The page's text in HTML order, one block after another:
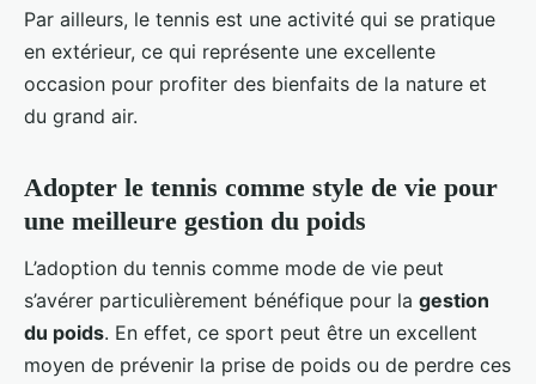
Par ailleurs, le tennis est une activité qui se pratique
en extérieur, ce qui représente une excellente
occasion pour profiter des bienfaits de la nature et
du grand air.
Adopter le tennis comme style de vie pour
une meilleure gestion du poids
L’adoption du tennis comme mode de vie peut
s’avérer particulièrement bénéfique pour la gestion
du poids. En effet, ce sport peut être un excellent
moyen de prévenir la prise de poids ou de perdre ces